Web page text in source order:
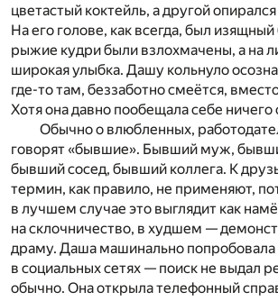
цветастый коктейль, а другой
На его голове, как всегда, был
рыжие кудри были взлохмачены, а на
широкая улыбка. Дашу кольнуло
где-то там, беззаботно смеётся,
Хотя она давно пообещала себе ничего
Обычно о влюбленных,
говорят «бывшие». Бывший муж,
бывший сосед, бывший коллега. К
термин, как правило, не применяют,
в лучшем случае это выглядит как
на склочничество, в худшем —
драму. Даша машинально попробовала
в социальных сетях — поиск не выдал
обычно. Она открыла телефонный